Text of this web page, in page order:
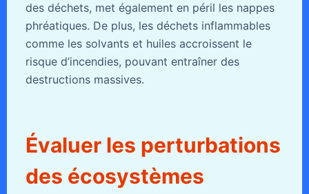
des déchets, met également en péril les nappes
phréatiques. De plus, les déchets inflammables
comme les solvants et huiles accroissent le
risque d’incendies, pouvant entraîner des
destructions massives.
Évaluer les perturbations
des écosystèmes